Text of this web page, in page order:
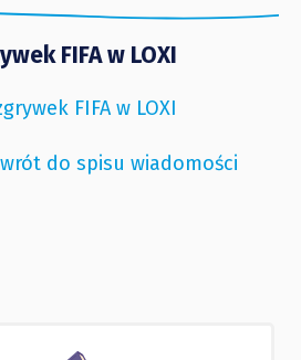
FIFA w LOXI
FIFA w LOXI
do spisu wiadomości